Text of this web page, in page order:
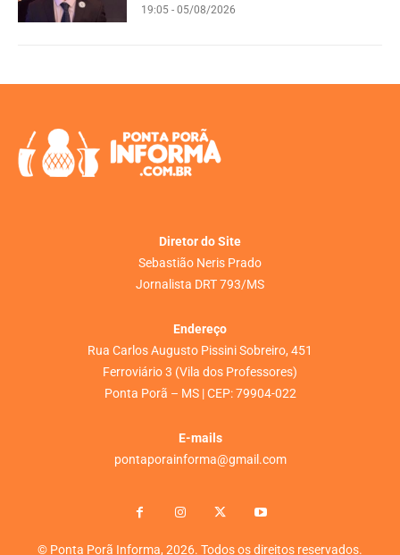
19:05 - 05/08/2026
Diretor do Site
Sebastião Neris Prado
Jornalista DRT 793/MS
Endereço
Rua Carlos Augusto Pissini Sobreiro, 451
Ferroviário 3 (Vila dos Professores)
Ponta Porã – MS | CEP: 79904-022
E-mails
pontaporainforma@gmail.com
© Ponta Porã Informa, 2026. Todos os direitos reservados.